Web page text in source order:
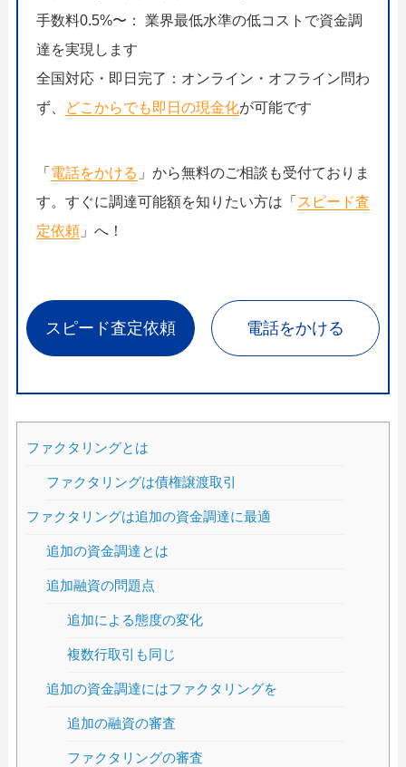
手数料0.5%〜： 業界最低水準の低コストで資金調
達を実現します
全国対応・即日完了：オンライン・オフライン問わ
ず、
どこからでも即日の現金化が可能です
「 電話をかける 」から無料のご相談も受付ておりま
す。すぐに調達可能額を知りたい方は「 スピード査
定依頼」へ！
スピード査定依頼 電話をかける
ファクタリングとは
ファクタリングは債権譲渡取引
ファクタリングは追加の資金調達に最適
追加の資金調達とは
追加融資の問題点
追加による態度の変化
複数行取引も同じ
追加の資金調達にはファクタリングを
追加の融資の審査
ファクタリングの審査